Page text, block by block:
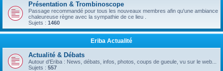
r
e
Présentation & Trombinoscope
Passage recommandé pour tous les nouveaux membres afin qu'une ambiance
chaleureuse règne avec la sympathie de ce lieu .
Sujets : 1460
Eriba Actualité
Actualité & Débats
Autour d’Eriba : News, débats, infos, photos, coups de gueule, vu sur le web...
Sujets : 557